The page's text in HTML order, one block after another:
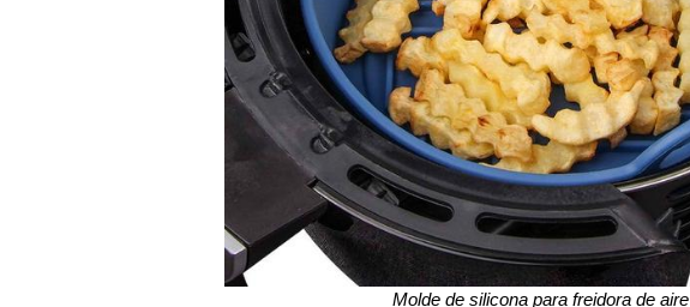
Molde de silicona para freidora de aire